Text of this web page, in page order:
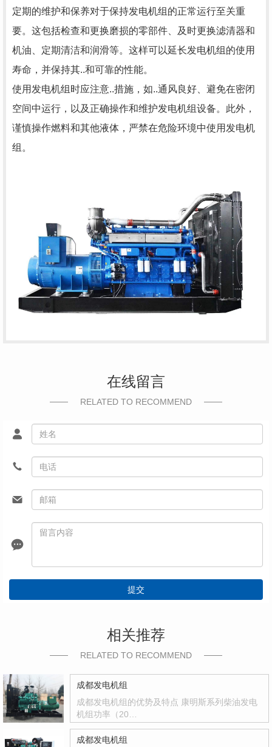
定期的维护和保养对于保持发电机组的正常运行至关重
要。这包括检查和更换磨损的零部件、及时更换滤清器和
机油、定期清洁和润滑等。这样可以延长发电机组的使用
寿命，并保持其..和可靠的性能。
使用发电机组时应注意..措施，如..通风良好、避免在密闭
空间中运行，以及正确操作和维护发电机组设备。此外，
谨慎操作燃料和其他液体，严禁在危险环境中使用发电机
组。
在线留言
RELATED TO RECOMMEND
提交
相关推荐
RELATED TO RECOMMEND
成都发电机组
成都发电机组的优势及特点 康明斯系列柴油发电
机组功率（20…
成都发电机组